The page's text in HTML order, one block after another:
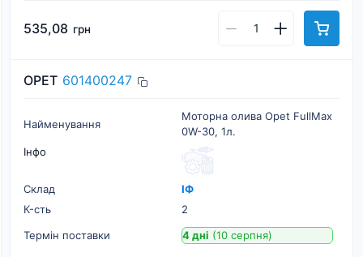
535,08 грн
OPET 601400247
Найменування
Моторна олива Opet FullMax
0W-30, 1л.
Інфо
Склад
ІФ
К-cть
2
Термін поставки
4 дні (10 серпня)